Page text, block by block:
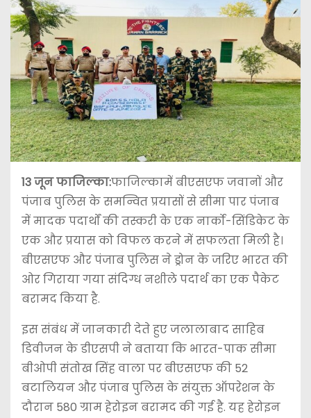
13 जून फाजिल्का:फाजिल्कामें बीएसएफ जवानों और
पंजाब पुलिस के समन्वित प्रयासों से सीमा पार पंजाब
में मादक पदार्थों की तस्करी के एक नार्को-सिंडिकेट के
एक और प्रयास को विफल करने में सफलता मिली है।
बीएसएफ और पंजाब पुलिस ने ड्रोन के जरिए भारत की
ओर गिराया गया संदिग्ध नशीले पदार्थ का एक पैकेट
बरामद किया है.
इस संबंध में जानकारी देते हुए जलालाबाद साहिब
डिवीजन के डीएसपी ने बताया कि भारत-पाक सीमा
बीओपी संतोख सिंह वाला पर बीएसएफ की 52
बटालियन और पंजाब पुलिस के संयुक्त ऑपरेशन के
दौरान 580 ग्राम हेरोइन बरामद की गई है. यह हेरोइन